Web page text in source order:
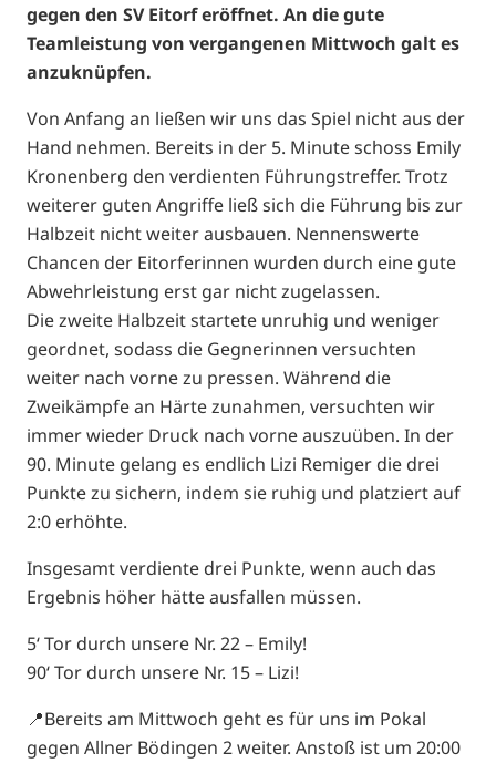
gegen den SV Eitorf eröffnet. An die gute
Teamleistung von vergangenen Mittwoch galt es
anzuknüpfen.
Von Anfang an ließen wir uns das Spiel nicht aus der
Hand nehmen. Bereits in der 5. Minute schoss Emily
Kronenberg den verdienten Führungstreffer. Trotz
weiterer guten Angriffe ließ sich die Führung bis zur
Halbzeit nicht weiter ausbauen. Nennenswerte
Chancen der Eitorferinnen wurden durch eine gute
Abwehrleistung erst gar nicht zugelassen.
Die zweite Halbzeit startete unruhig und weniger
geordnet, sodass die Gegnerinnen versuchten
weiter nach vorne zu pressen. Während die
Zweikämpfe an Härte zunahmen, versuchten wir
immer wieder Druck nach vorne auszuüben. In der
90. Minute gelang es endlich Lizi Remiger die drei
Punkte zu sichern, indem sie ruhig und platziert auf
2:0 erhöhte.
Insgesamt verdiente drei Punkte, wenn auch das
Ergebnis höher hätte ausfallen müssen.
5‘ Tor durch unsere Nr. 22 – Emily!
90‘ Tor durch unsere Nr. 15 – Lizi!
📍Bereits am Mittwoch geht es für uns im Pokal
gegen Allner Bödingen 2 weiter. Anstoß ist um 20:00